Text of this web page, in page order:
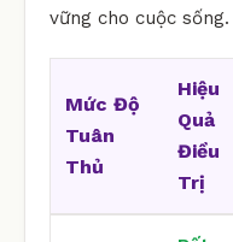
vững cho cuộc sống.
Mức Độ
Tuân
Thủ
Hiệu
Quả
Điều
Trị